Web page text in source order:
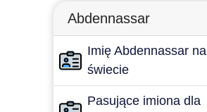
Abdennassar
Imię Abdennassar na
świecie
Pasujące imiona dla